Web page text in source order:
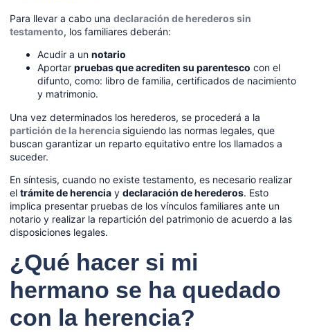
Para llevar a cabo una declaración de herederos sin
testamento, los familiares deberán:
Acudir a un notario
Aportar pruebas que acrediten su parentesco con el
difunto, como: libro de familia, certificados de nacimiento
y matrimonio.
Una vez determinados los herederos, se procederá a la
partición de la herencia siguiendo las normas legales, que
buscan garantizar un reparto equitativo entre los llamados a
suceder.
En síntesis, cuando no existe testamento, es necesario realizar
el trámite de herencia y declaración de herederos. Esto
implica presentar pruebas de los vínculos familiares ante un
notario y realizar la repartición del patrimonio de acuerdo a las
disposiciones legales.
¿Qué hacer si mi
hermano se ha quedado
con la herencia?